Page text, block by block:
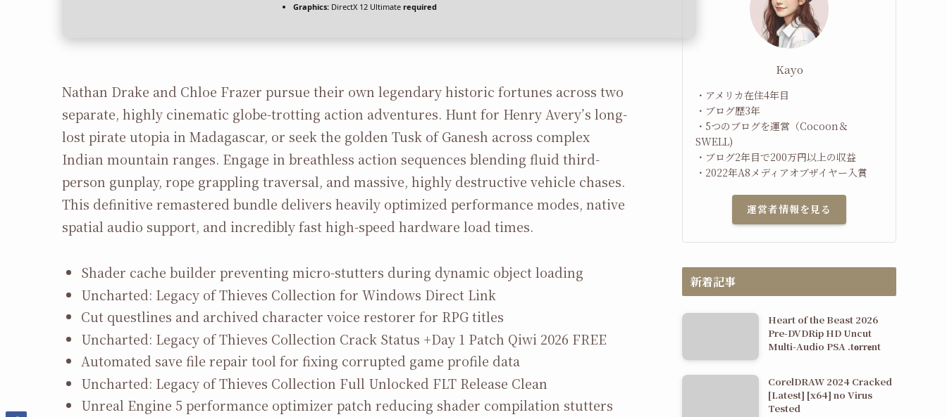
Graphics: DirectX 12 Ultimate required
Nathan Drake and Chloe Frazer pursue their own legendary historic fortunes across two
separate, highly cinematic globe-trotting action adventures. Hunt for Henry Avery’s long-
lost pirate utopia in Madagascar, or seek the golden Tusk of Ganesh across complex
Indian mountain ranges. Engage in breathless action sequences blending fluid third-
person gunplay, rope grappling traversal, and massive, highly destructive vehicle chases.
This definitive remastered bundle delivers heavily optimized performance modes, native
spatial audio support, and incredibly fast high-speed hardware load times.
Shader cache builder preventing micro-stutters during dynamic object loading
Uncharted: Legacy of Thieves Collection for Windows Direct Link
Cut questlines and archived character voice restorer for RPG titles
Uncharted: Legacy of Thieves Collection Crack Status +Day 1 Patch Qiwi 2026 FREE
Automated save file repair tool for fixing corrupted game profile data
Uncharted: Legacy of Thieves Collection Full Unlocked FLT Release Clean
Unreal Engine 5 performance optimizer patch reducing shader compilation stutters
Kayo
・アメリカ在住4年目
・ブログ歴3年
・5つのブログを運営（Cocoon＆
SWELL)
・ブログ2年目で200万円以上の収益
・2022年A8メディアオブザイヤー入賞
運営者情報を見る
新着記事
Heart of the Beast 2026
Pre-DVDRip HD Uncut
Multi-Audio PSA .t𝐨rr𝐞nt
CorelDRAW 2024 Cracked
[Latest] [x64] no Virus
Tested